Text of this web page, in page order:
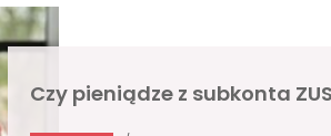
Czy pieniądze z subkonta